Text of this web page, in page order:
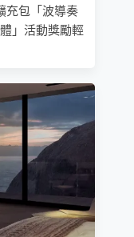
充包「波導奏
」活動獎勵輕